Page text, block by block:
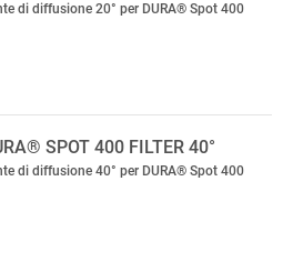
di diffusione 20° per DURA® Spot 400
SPOT 400 FILTER 40°
di diffusione 40° per DURA® Spot 400